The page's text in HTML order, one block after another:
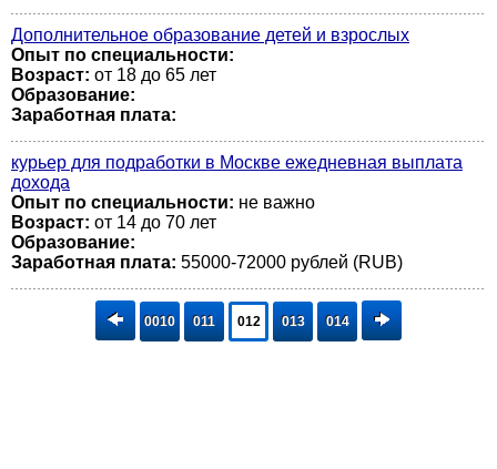
Дополнительное образование детей и взрослых
Опыт по специальности:
Возраст: от 18 до 65 лет
Образование:
Заработная плата:
курьер для подработки в Москве ежедневная выплата
дохода
Опыт по специальности: не важно
Возраст: от 14 до 70 лет
Образование:
Заработная плата: 55000-72000 рублей (RUB)
0010 011 012 013 014